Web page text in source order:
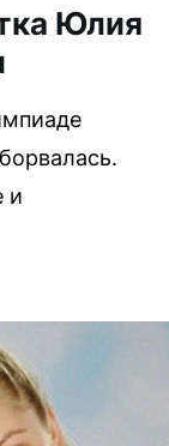
Юлия
и